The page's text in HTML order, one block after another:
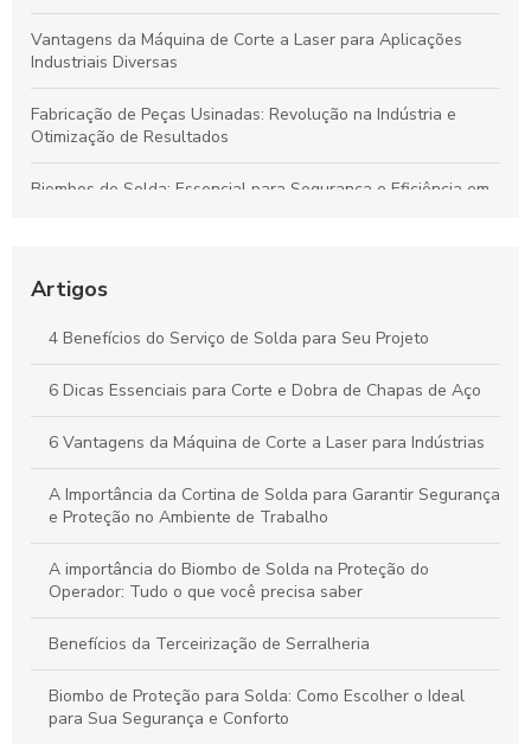
Vantagens da Máquina de Corte a Laser para Aplicações
Industriais Diversas
Fabricação de Peças Usinadas: Revolução na Indústria e
Otimização de Resultados
Biombos de Solda: Essencial para Segurança e Eficiência em
Otimizar Seus Projetos
Guia Essencial de Corte e Dobra de Chapas de Aço para
Potencializar Seus Projetos Industriais
Corte e Dobra de Chapas de Aço: Estratégias Essenciais para
Projetos de Sucesso
Artigos
4 Benefícios do Serviço de Solda para Seu Projeto
6 Dicas Essenciais para Corte e Dobra de Chapas de Aço
6 Vantagens da Máquina de Corte a Laser para Indústrias
A Importância da Cortina de Solda para Garantir Segurança
e Proteção no Ambiente de Trabalho
A importância do Biombo de Solda na Proteção do
Operador: Tudo o que você precisa saber
Benefícios da Terceirização de Serralheria
Biombo de Proteção para Solda: Como Escolher o Ideal
para Sua Segurança e Conforto